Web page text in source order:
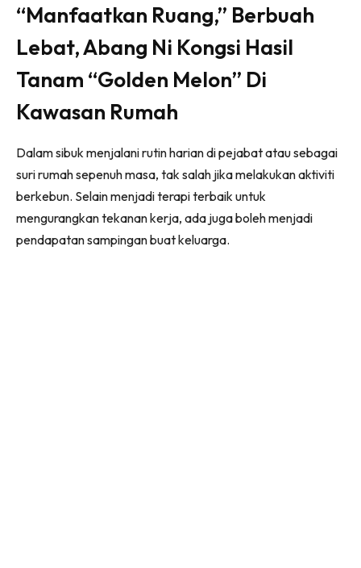
“Manfaatkan Ruang,” Berbuah
Lebat, Abang Ni Kongsi Hasil
Tanam “Golden Melon” Di
Kawasan Rumah
Dalam sibuk menjalani rutin harian di pejabat atau sebagai
suri rumah sepenuh masa, tak salah jika melakukan aktiviti
berkebun. Selain menjadi terapi terbaik untuk
mengurangkan tekanan kerja, ada juga boleh menjadi
pendapatan sampingan buat keluarga.